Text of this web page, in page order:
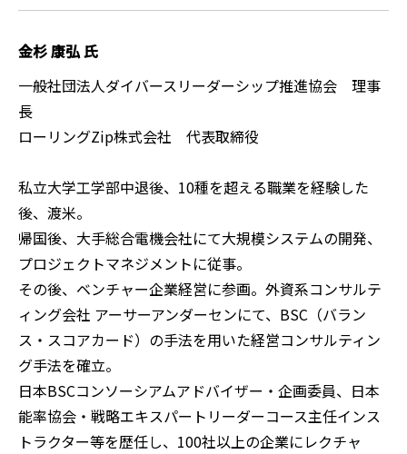
金杉 康弘 氏
一般社団法人ダイバースリーダーシップ推進協会 理事
長
ローリングZip株式会社 代表取締役
私立大学工学部中退後、10種を超える職業を経験した
後、渡米。
帰国後、大手総合電機会社にて大規模システムの開発、
プロジェクトマネジメントに従事。
その後、ベンチャー企業経営に参画。外資系コンサルテ
ィング会社 アーサーアンダーセンにて、BSC（バラン
ス・スコアカード）の手法を用いた経営コンサルティン
グ手法を確立。
日本BSCコンソーシアムアドバイザー・企画委員、日本
能率協会・戦略エキスパートリーダーコース主任インス
トラクター等を歴任し、100社以上の企業にレクチャ